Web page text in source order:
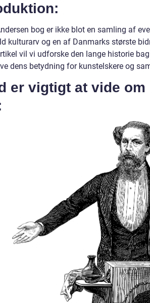
bog er ikke blot en samling af
kulturarv og en af Danmarks største
vil vi udforske den lange historie
dens betydning for kunstelskere og
er vigtigt at vide om